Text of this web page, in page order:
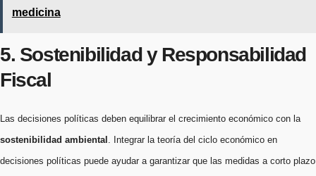
medicina
5. Sostenibilidad y Responsabilidad
Fiscal
Las decisiones políticas deben equilibrar el crecimiento económico con la
sostenibilidad ambiental . Integrar la teoría del ciclo económico en
decisiones políticas puede ayudar a garantizar que las medidas a corto plazo